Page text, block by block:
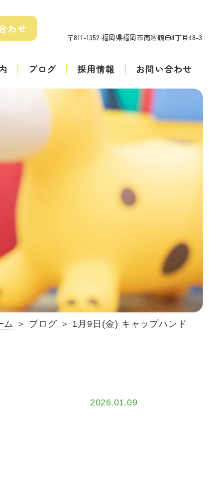
わせ
〒811-1352 福岡県福岡市南区鶴田4丁目48-3
ブログ 採用情報 お問い合わせ
ム ＞ ブログ ＞ 1月9日(金) キャップハンド
2026.01.09